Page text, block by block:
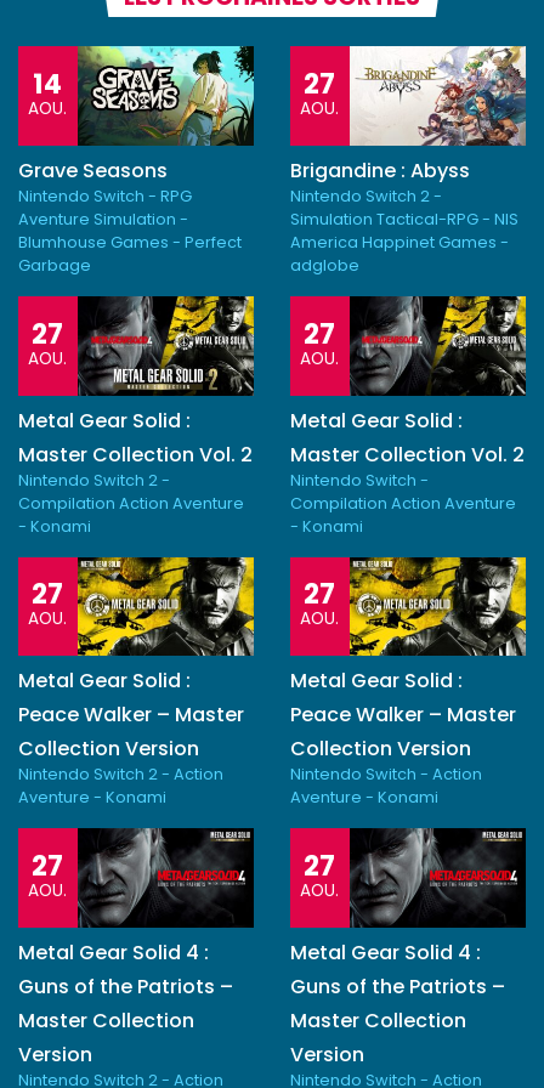
14
AOU.
Grave Seasons
Nintendo Switch - RPG
Aventure Simulation -
Blumhouse Games - Perfect
Garbage
27
AOU.
Brigandine : Abyss
Nintendo Switch 2 -
Simulation Tactical-RPG - NIS
America Happinet Games -
adglobe
27
AOU.
Metal Gear Solid :
Master Collection Vol. 2
Nintendo Switch 2 -
Compilation Action Aventure
- Konami
27
AOU.
Metal Gear Solid :
Master Collection Vol. 2
Nintendo Switch -
Compilation Action Aventure
- Konami
27
AOU.
Metal Gear Solid :
Peace Walker – Master
Collection Version
Nintendo Switch 2 - Action
Aventure - Konami
27
AOU.
Metal Gear Solid :
Peace Walker – Master
Collection Version
Nintendo Switch - Action
Aventure - Konami
27
AOU.
Metal Gear Solid 4 :
Guns of the Patriots –
Master Collection
Version
Nintendo Switch 2 - Action
27
AOU.
Metal Gear Solid 4 :
Guns of the Patriots –
Master Collection
Version
Nintendo Switch - Action